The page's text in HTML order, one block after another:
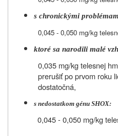
s chronickými
0,045 - 0,050 mg/kg
ktoré sa narodili malé
0,035 mg/kg telesnej
prerušiť po prvom roku
dostatočná,
s nedostatkom génu SHOX:
0,045 - 0,050 mg/kg